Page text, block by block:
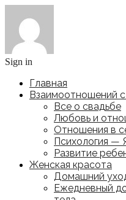
Sign in
Главная
Взаимоотношений
Все о свадьбе
Любовь и
Отношения в
Психология —
Развитие
Женская красота
Домашний
Ежедневный